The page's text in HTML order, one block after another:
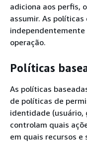
adiciona aos perfis,
assumir. As
operação.
Políticas
As políticas
de políticas de
identidade (usuário,
controlam quais
em quais recursos e